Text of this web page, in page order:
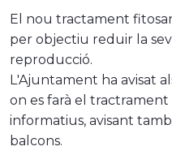
El nou tractament
per objectiu reduir la
reproducció.
L'Ajuntament ha avisat
on es farà el
informatius, avisant
balcons.